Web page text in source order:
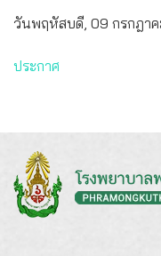
วันพฤหัสบดี, 09 กรกฎา
ประกาศ